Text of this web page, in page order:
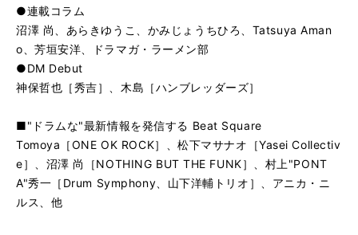
●連載コラム
沼澤 尚、あらきゆうこ、かみじょうちひろ、Tatsuya Aman
o、芳垣安洋、ドラマガ・ラーメン部
●DM Debut
神保哲也［秀吉］、木島［ハンブレッダーズ］
■"ドラムな"最新情報を発信する Beat Square
Tomoya［ONE OK ROCK］、松下マサナオ［Yasei Collectiv
e］、沼澤 尚［NOTHING BUT THE FUNK］、村上"PONT
A"秀一［Drum Symphony、山下洋輔トリオ］、アニカ・ニ
ルス、他